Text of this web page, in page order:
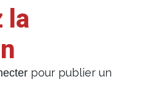
la
pour publier un